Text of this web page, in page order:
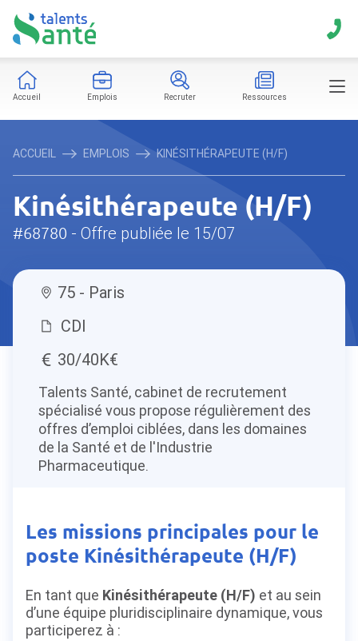
Accueil Emplois Recruter Ressources
ACCUEIL EMPLOIS KINÉSITHÉRAPEUTE (H/F)
Kinésithérapeute (H/F)
#68780 - Offre publiée le 15/07
75 - Paris
CDI
30/40K€
Talents Santé, cabinet de recrutement
spécialisé vous propose régulièrement des
offres d’emploi ciblées, dans les domaines
de la Santé et de l'Industrie
Pharmaceutique.
Les missions principales pour le
poste Kinésithérapeute (H/F)
En tant que Kinésithérapeute (H/F) et au sein
d’une équipe pluridisciplinaire dynamique, vous
participerez à :